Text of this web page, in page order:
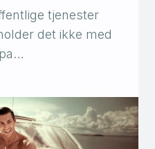
tjenester
det ikke med